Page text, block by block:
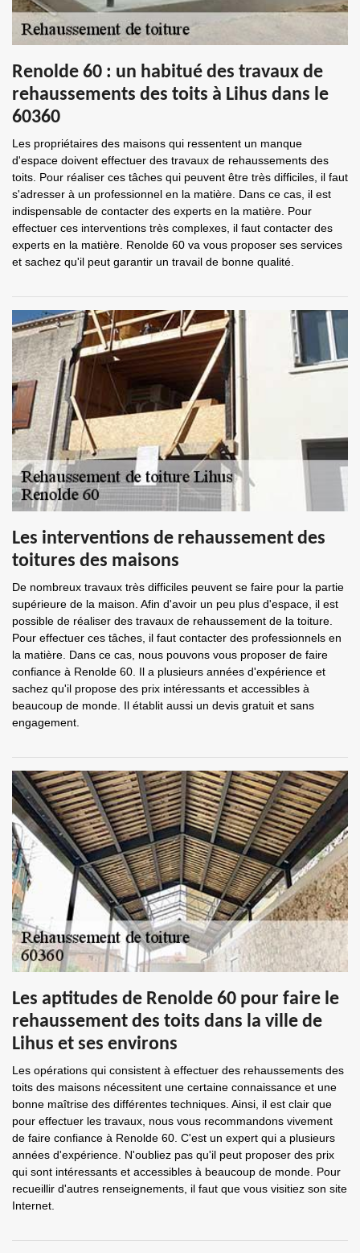
Renolde 60 : un habitué des travaux de
rehaussements des toits à Lihus dans le
60360
Les propriétaires des maisons qui ressentent un manque
d'espace doivent effectuer des travaux de rehaussements des
toits. Pour réaliser ces tâches qui peuvent être très difficiles, il faut
s'adresser à un professionnel en la matière. Dans ce cas, il est
indispensable de contacter des experts en la matière. Pour
effectuer ces interventions très complexes, il faut contacter des
experts en la matière. Renolde 60 va vous proposer ses services
et sachez qu'il peut garantir un travail de bonne qualité.
Les interventions de rehaussement des
toitures des maisons
De nombreux travaux très difficiles peuvent se faire pour la partie
supérieure de la maison. Afin d'avoir un peu plus d'espace, il est
possible de réaliser des travaux de rehaussement de la toiture.
Pour effectuer ces tâches, il faut contacter des professionnels en
la matière. Dans ce cas, nous pouvons vous proposer de faire
confiance à Renolde 60. Il a plusieurs années d'expérience et
sachez qu'il propose des prix intéressants et accessibles à
beaucoup de monde. Il établit aussi un devis gratuit et sans
engagement.
Les aptitudes de Renolde 60 pour faire le
rehaussement des toits dans la ville de
Lihus et ses environs
Les opérations qui consistent à effectuer des rehaussements des
toits des maisons nécessitent une certaine connaissance et une
bonne maîtrise des différentes techniques. Ainsi, il est clair que
pour effectuer les travaux, nous vous recommandons vivement
de faire confiance à Renolde 60. C'est un expert qui a plusieurs
années d'expérience. N'oubliez pas qu'il peut proposer des prix
qui sont intéressants et accessibles à beaucoup de monde. Pour
recueillir d'autres renseignements, il faut que vous visitiez son site
Internet.